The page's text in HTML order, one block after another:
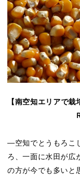
【南空知エリアで
―空知でとうもろこ
ろ、一面に水田が広
の方が今でも多いと